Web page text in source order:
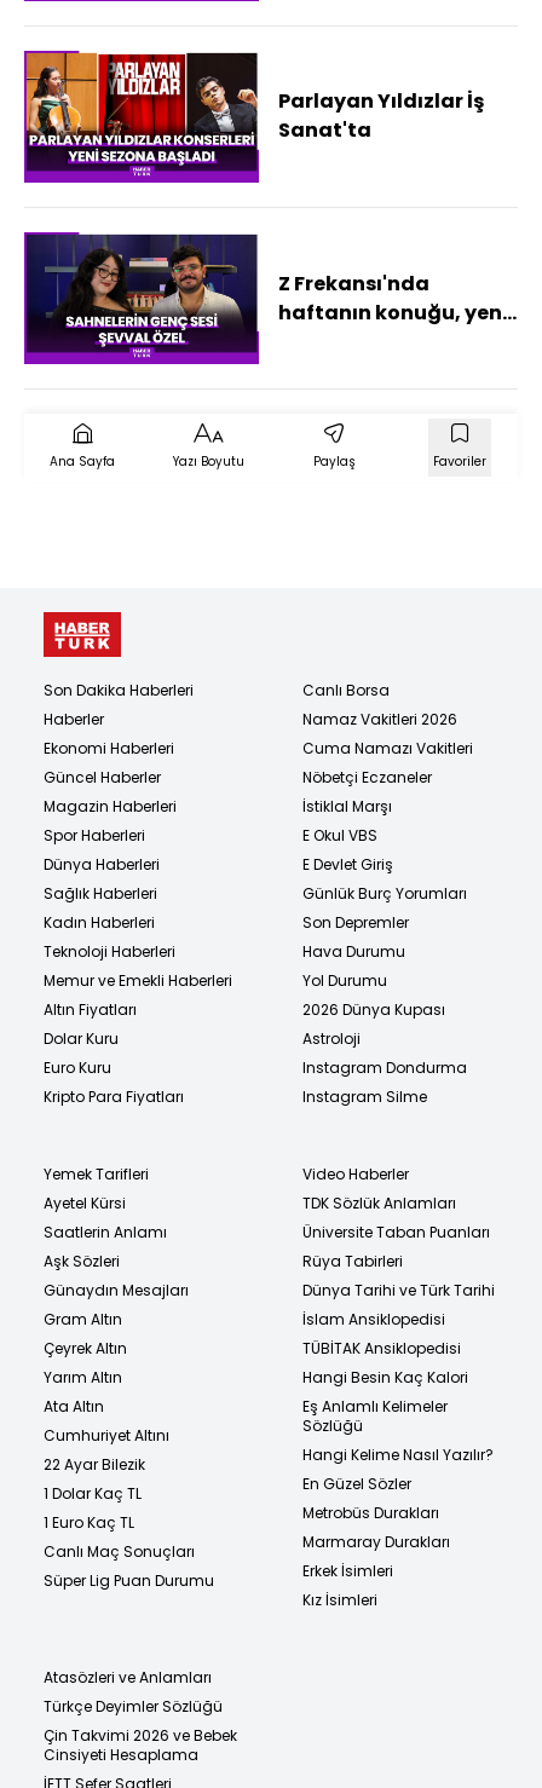
dolu ikilisi, Shousen ve
Parlayan Yıldızlar İş
Sanat'ta
Z Frekansı'nda
haftanın konuğu, yeni
seslerinden, Şevval
Özel!
Ana Sayfa Yazı Boyutu Paylaş Favoriler
Son Dakika Haberleri
Haberler
Ekonomi Haberleri
Güncel Haberler
Magazin Haberleri
Spor Haberleri
Dünya Haberleri
Sağlık Haberleri
Kadın Haberleri
Teknoloji Haberleri
Memur ve Emekli Haberleri
Altın Fiyatları
Dolar Kuru
Euro Kuru
Kripto Para Fiyatları
Canlı Borsa
Namaz Vakitleri 2026
Cuma Namazı Vakitleri
Nöbetçi Eczaneler
İstiklal Marşı
E Okul VBS
E Devlet Giriş
Günlük Burç Yorumları
Son Depremler
Hava Durumu
Yol Durumu
2026 Dünya Kupası
Astroloji
Instagram Dondurma
Instagram Silme
Yemek Tarifleri
Ayetel Kürsi
Saatlerin Anlamı
Aşk Sözleri
Günaydın Mesajları
Gram Altın
Çeyrek Altın
Yarım Altın
Ata Altın
Cumhuriyet Altını
22 Ayar Bilezik
1 Dolar Kaç TL
1 Euro Kaç TL
Canlı Maç Sonuçları
Süper Lig Puan Durumu
Video Haberler
TDK Sözlük Anlamları
Üniversite Taban Puanları
Rüya Tabirleri
Dünya Tarihi ve Türk Tarihi
İslam Ansiklopedisi
TÜBİTAK Ansiklopedisi
Hangi Besin Kaç Kalori
Eş Anlamlı Kelimeler
Sözlüğü
Hangi Kelime Nasıl Yazılır?
En Güzel Sözler
Metrobüs Durakları
Marmaray Durakları
Erkek İsimleri
Kız İsimleri
Atasözleri ve Anlamları
Türkçe Deyimler Sözlüğü
Çin Takvimi 2026 ve Bebek
Cinsiyeti Hesaplama
İETT Sefer Saatleri